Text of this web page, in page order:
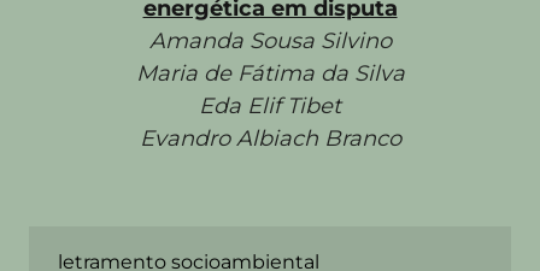
energética em disputa
Amanda Sousa Silvino
Maria de Fátima da Silva
Eda Elif Tibet
Evandro Albiach Branco
letramento socioambiental